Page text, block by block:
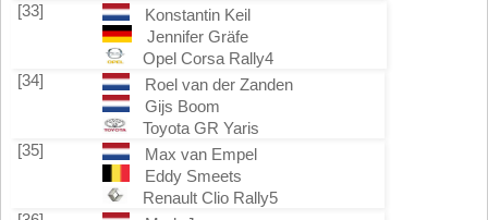
[33]
Konstantin Keil
Jennifer Gräfe
Opel Corsa Rally4
[34]
Roel van der Zanden
Gijs Boom
Toyota GR Yaris
[35]
Max van Empel
Eddy Smeets
Renault Clio Rally5